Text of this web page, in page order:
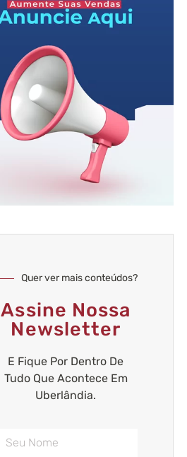
Quer ver mais conteúdos?
Assine Nossa
Newsletter
E Fique Por Dentro De
Tudo Que Acontece Em
Uberlândia.